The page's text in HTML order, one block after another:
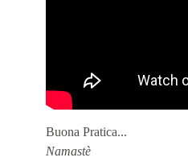
Buona Pratica...
Namastè